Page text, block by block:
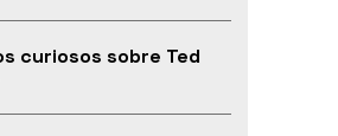
curiosos sobre Ted